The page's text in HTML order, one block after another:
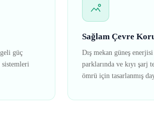
güç
Sağlam Çevre
Dış mekan güneş
parklarında ve kıyı şarj
ömrü için tasarlanmış